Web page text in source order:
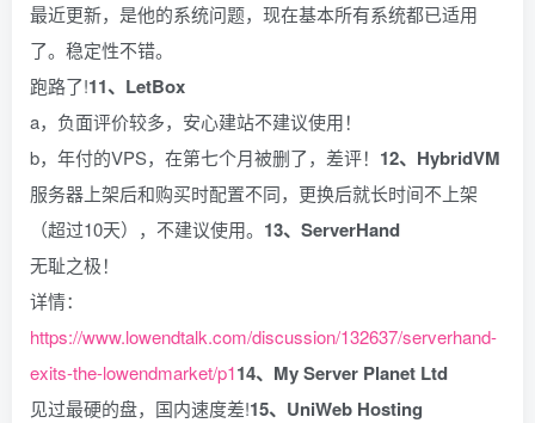
最近更新，是他的系统问题，现在基本所有系统都已适用
了。稳定性不错。
跑路了!11、LetBox
a，负面评价较多，安心建站不建议使用！
b，年付的VPS，在第七个月被删了，差评！ 12、HybridVM
服务器上架后和购买时配置不同，更换后就长时间不上架
（超过10天），不建议使用。 13、ServerHand
无耻之极！
详情：
https://www.lowendtalk.com/discussion/132637/serverhand-
exits-the-lowendmarket/p114、My Server Planet Ltd
见过最硬的盘，国内速度差!15、UniWeb Hosting